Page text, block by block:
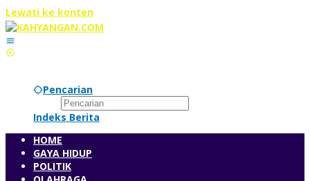
Lewati ke konten
Pencarian
Indeks Berita
HOME
GAYA HIDUP
POLITIK